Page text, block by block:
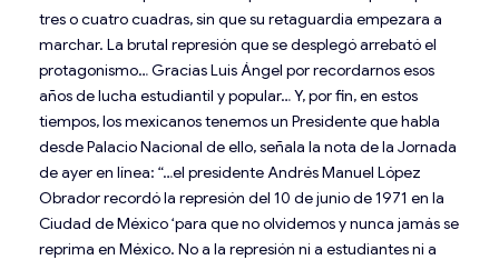
tres o cuatro cuadras, sin que su retaguardia empezara a
marchar. La brutal represión que se desplegó arrebató el
protagonismo… Gracias Luis Ángel por recordarnos esos
años de lucha estudiantil y popular… Y, por fin, en estos
tiempos, los mexicanos tenemos un Presidente que habla
desde Palacio Nacional de ello, señala la nota de la Jornada
de ayer en línea: “…el presidente Andrés Manuel López
Obrador recordó la represión del 10 de junio de 1971 en la
Ciudad de México ‘para que no olvidemos y nunca jamás se
reprima en México. No a la represión ni a estudiantes ni a